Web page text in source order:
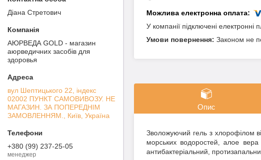
У компанії підключені
Законом не
Опис
Зволожуючий гель з хлорофілом
морських водоростей, алое
антибактеріальний,
Діана Cтретович
АЮРВЕДА GOLD - магазин
аюрведичних засобів для
здоровья
вул Шептицького 22, індекс
02002 ПУНКТ САМОВИВОЗУ. НЕ
МАГАЗИН. ЗА ПОПЕРЕДНІМ
ЗАМОВЛЕННЯМ., Київ, Україна
+380 (99) 237-25-05
менеджер